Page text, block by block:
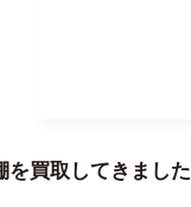
を買取してきました